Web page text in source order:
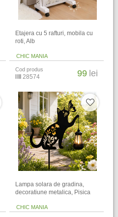
Etajera cu 5 rafturi, mobila cu
roti, Alb
CHIC MANIA
Cod produs
28574 99 lei
Lampa solara de gradina,
decoratiune metalica, Pisica
CHIC MANIA